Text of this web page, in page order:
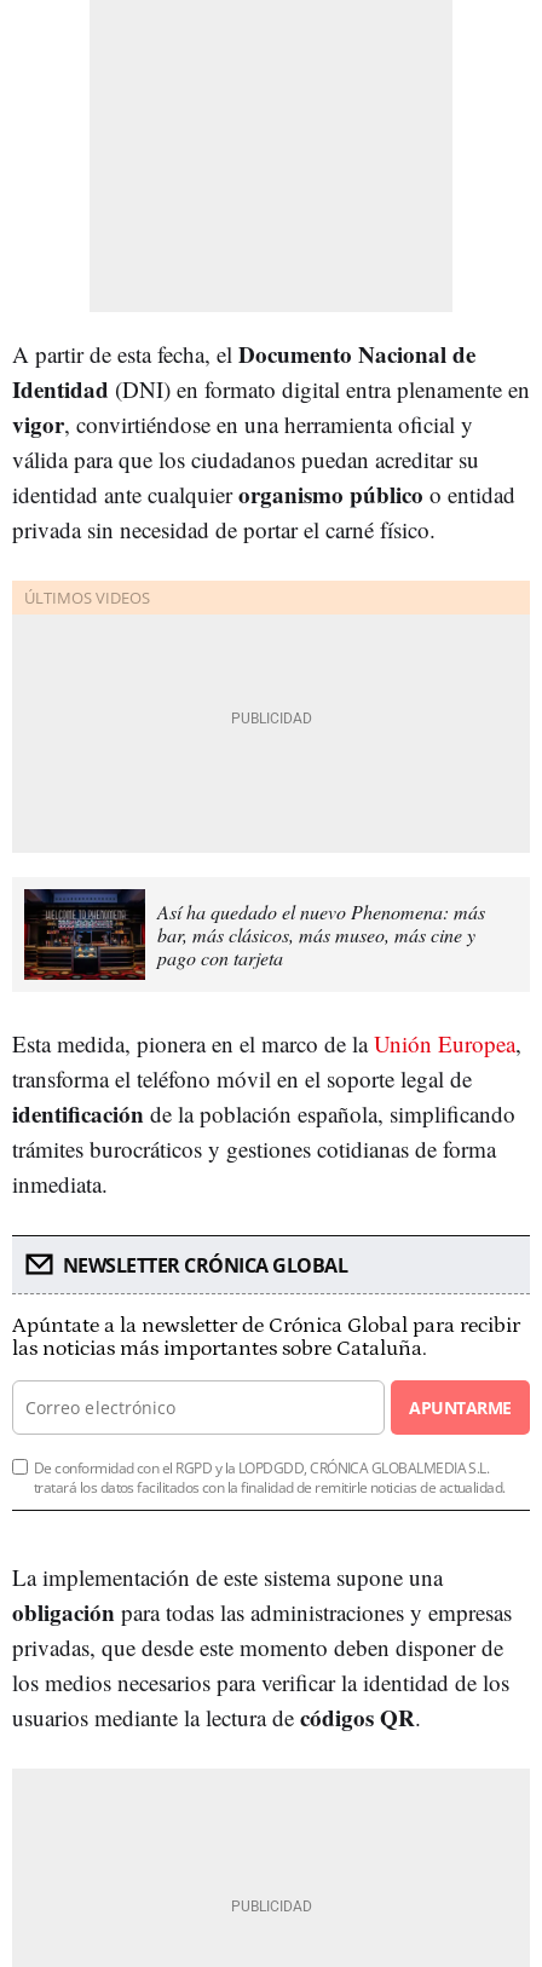
A partir de esta fecha, el Documento Nacional de
Identidad (DNI) en formato digital entra plenamente en
vigor, convirtiéndose en una herramienta oficial y
válida para que los ciudadanos puedan acreditar su
identidad ante cualquierorganismo público o entidad
privada sin necesidad de portar el carné físico.
Así ha quedado el nuevo Phenomena: más
bar, más clásicos, más museo, más cine y
pago con tarjeta
Esta medida, pionera en el marco de laUnión Europea,
transforma el teléfono móvil en el soporte legal de
identificación de la población española, simplificando
trámites burocráticos y gestiones cotidianas de forma
inmediata.
NEWSLETTER CRÓNICA GLOBAL
Apúntate a la newsletter de Crónica Global para recibir
las noticias más importantes sobre Cataluña.
APUNTARME
De conformidad con el RGPD y la LOPDGDD, CRÓNICA GLOBALMEDIA S.L.
tratará los datos facilitados con la finalidad de remitirle noticias de actualidad.
La implementación de este sistema supone una
obligación para todas las administraciones y empresas
privadas, que desde este momento deben disponer de
los medios necesarios para verificar la identidad de los
usuarios mediante la lectura de códigos QR.